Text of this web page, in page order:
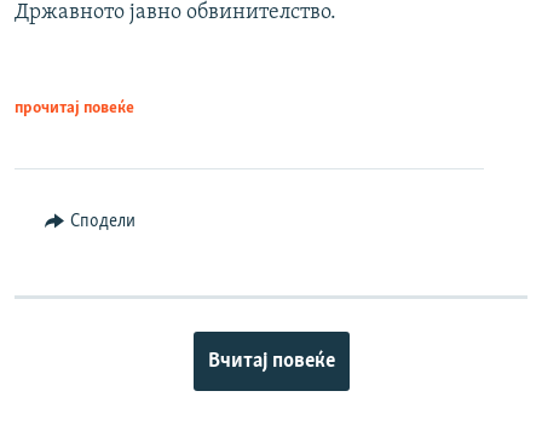
Државното јавно обвинителство.
прочитај повеќе
Сподели
Вчитај повеќе